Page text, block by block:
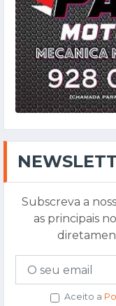
Subscreva a
as principais
Aceito a